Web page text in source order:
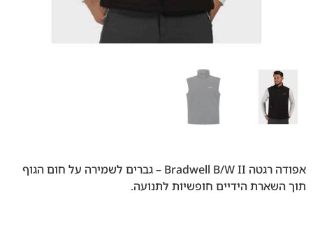
אפודה רגטה Bradwell B/W II – גברים לשמירה על חום הגוף
תוך השארת הידיים חופשיות לתנועה.